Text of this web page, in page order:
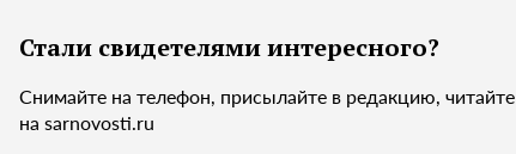
Стали свидетелями интересного?
Снимайте на телефон, присылайте в редакцию, читайте
на sarnovosti.ru